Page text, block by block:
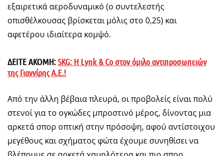
εξαιρετικά αεροδυναμικό (ο συντελεστής
οπισθέλκουσας βρίσκεται μόλις στο 0,25) και
αφετέρου ιδιαίτερα κομψό.
ΔΕΙΤΕ ΑΚΟΜΗ:SKG: Η Lynk & Co στον όμιλο αντιπροσωπειών
της Γιαννίρης Α.Ε.!
Από την άλλη βέβαια πλευρά, οι προβολείς είναι πολύ
στενοί για το ογκώδες μπροστινό μέρος, δίνοντας μια
αρκετά σπορ οπτική στην πρόσοψη, αφού αντίστοιχου
μεγέθους και σχήματος φώτα έχουμε συνηθίσει να